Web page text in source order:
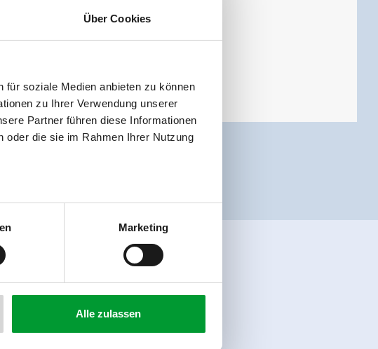
Über Cookies
für soziale Medien anbieten zu können
zu Ihrer Verwendung unserer
Partner führen diese Informationen
oder die sie im Rahmen Ihrer Nutzung
Marketing
Alle zulassen